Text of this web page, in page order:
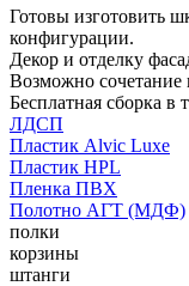
Готовы изготовить
конфигурации.
Декор и отделку
Возможно сочетание
Бесплатная сборка в
ЛДСП
Пластик Alvic Luxe
Пластик HPL
Пленка ПВХ
Полотно АГТ (МДФ)
полки
корзины
штанги